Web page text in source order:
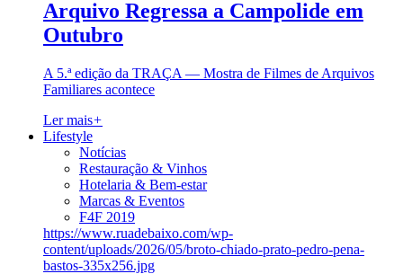
Arquivo Regressa a Campolide em
Outubro
A 5.ª edição da TRAÇA — Mostra de Filmes de Arquivos
Familiares acontece
Ler mais+
Lifestyle
Notícias
Restauração & Vinhos
Hotelaria & Bem-estar
Marcas & Eventos
F4F 2019
https://www.ruadebaixo.com/wp-
content/uploads/2026/05/broto-chiado-prato-pedro-pena-
bastos-335x256.jpg